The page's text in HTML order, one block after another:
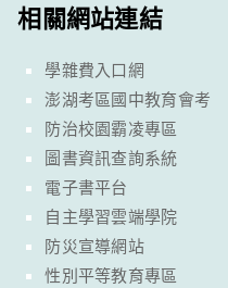
相關網站連結
學雜費入口網
澎湖考區國中教育會考
防治校園霸凌專區
圖書資訊查詢系統
電子書平台
自主學習雲端學院
防災宣導網站
性別平等教育專區